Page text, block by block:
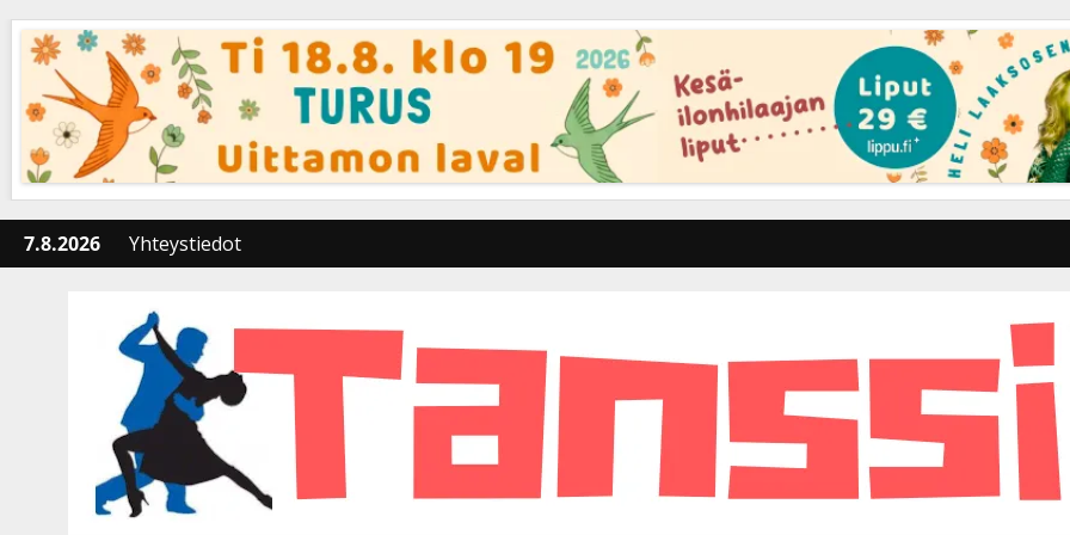
content
7.8.2026 Yhteystiedot